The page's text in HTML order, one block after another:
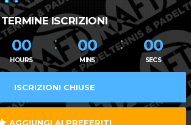
TERMINE ISCRIZIONI
00
HOURS
00
MINS
00
SECS
ISCRIZIONI CHIUSE
AGGIUNGI AI PREFERITI